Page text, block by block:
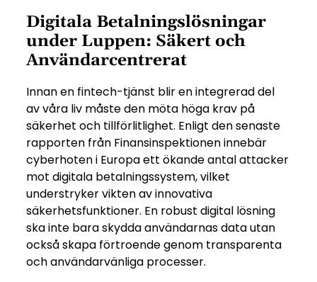
Digitala Betalningslösningar
under Luppen: Säkert och
Användarcentrerat
Innan en fintech-tjänst blir en integrerad del
av våra liv måste den möta höga krav på
säkerhet och tillförlitlighet. Enligt den senaste
rapporten från Finansinspektionen innebär
cyberhoten i Europa ett ökande antal attacker
mot digitala betalningssystem, vilket
understryker vikten av innovativa
säkerhetsfunktioner. En robust digital lösning
ska inte bara skydda användarnas data utan
också skapa förtroende genom transparenta
och användarvänliga processer.